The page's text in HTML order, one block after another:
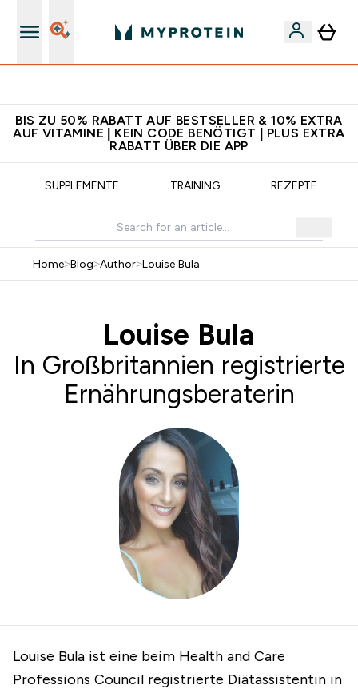
BIS ZU 50% RABATT AUF BESTSELLER & 10% EXTRA
AUF VITAMINE | KEIN CODE BENÖTIGT | PLUS EXTRA
RABATT ÜBER DIE APP
SUPPLEMENTE TRAINING REZEPTE
Home>Blog>Author>Louise Bula
Louise Bula
In Großbritannien registrierte
Ernährungsberaterin
Louise Bula ist eine beim Health and Care
Professions Council registrierte Diätassistentin in